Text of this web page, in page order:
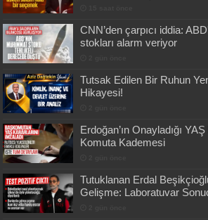
CNN’den çarpıcı iddia:
stokları alarm veriyor
Tutsak Edilen Bir Ruhun
Hikayesi!
Erdoğan’ın Onayladığı
Komuta Kademesi
Tutuklanan Erdal
Gelişme: Laboratuvar